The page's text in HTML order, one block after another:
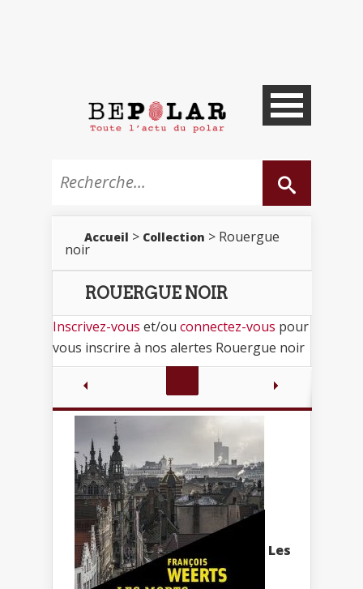
Accueil > Collection > Rouergue
noir
ROUERGUE NOIR
Inscrivez-vous et/ou connectez-vous pour
vous inscrire à nos alertes Rouergue noir
Les